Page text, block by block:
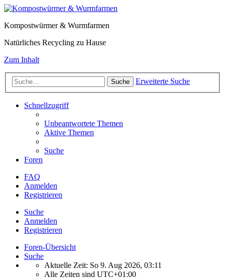
Kompostwürmer & Wurmfarmen
Natürliches Recycling zu Hause
Zum Inhalt
Suche Erweiterte Suche
Schnellzugriff
Unbeantwortete Themen
Aktive Themen
Suche
Foren
FAQ
Anmelden
Registrieren
Suche
Anmelden
Registrieren
Foren-Übersicht
Suche
Aktuelle Zeit: So 9. Aug 2026, 03:11
Alle Zeiten sind UTC+01:00